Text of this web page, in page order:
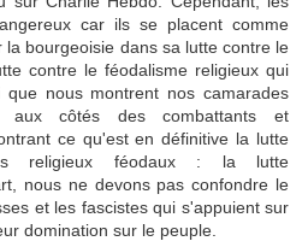
car ils se placent comme
bourgeoisie dans sa lutte contre le
contre le féodalisme religieux qui
nous montrent nos camarades
aux côtés des combattants et
ce qu'est en définitive la lutte
religieux féodaux : la lutte
nous ne devons pas confondre le
et les fascistes qui s'appuient sur
domination sur le peuple.